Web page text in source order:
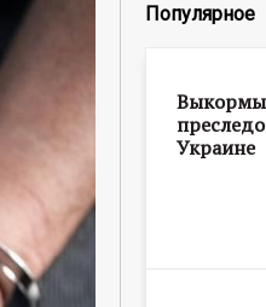
Популярное
Украине